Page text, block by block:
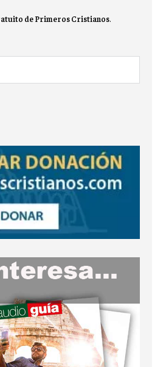
de Primeros Cristianos.